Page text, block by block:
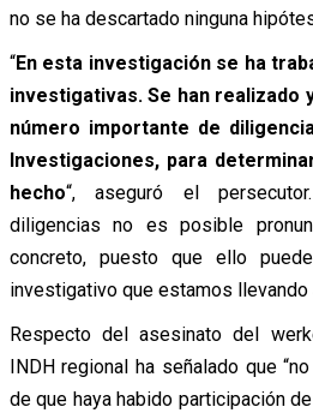
no se ha descartado ninguna
“En esta investigación se ha
investigativas. Se han realizado
número importante de
Investigaciones, para
hecho“, aseguró el
diligencias no es posible
concreto, puesto que ello
investigativo que estamos llevando
Respecto del asesinato del
INDH regional ha señalado que
de que haya habido participación